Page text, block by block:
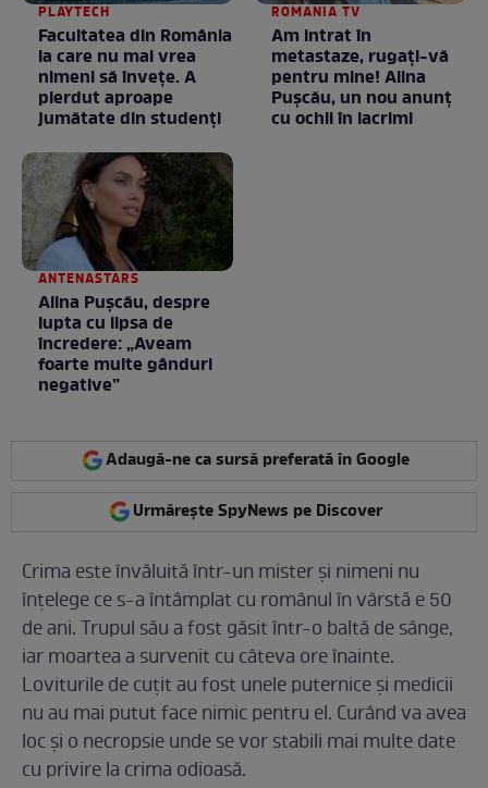
PLAYTECH
Facultatea din România
la care nu mai vrea
nimeni să înveţe. A
pierdut aproape
jumătate din studenţi
ROMANIA TV
Am intrat în
metastaze, rugaţi-vă
pentru mine! Alina
Puşcău, un nou anunţ
cu ochii în lacrimi
ANTENASTARS
Alina Pușcău, despre
lupta cu lipsa de
încredere: „Aveam
foarte multe gânduri
negative”
Adaugă-ne ca sursă preferată în Google
Urmărește SpyNews pe Discover
Crima este învăluită într-un mister și nimeni nu
înțelege ce s-a întâmplat cu românul în vârstă e 50
de ani. Trupul său a fost găsit într-o baltă de sânge,
iar moartea a survenit cu câteva ore înainte.
Loviturile de cuțit au fost unele puternice și medicii
nu au mai putut face nimic pentru el. Curând va avea
loc și o necropsie unde se vor stabili mai multe date
cu privire la crima odioasă.